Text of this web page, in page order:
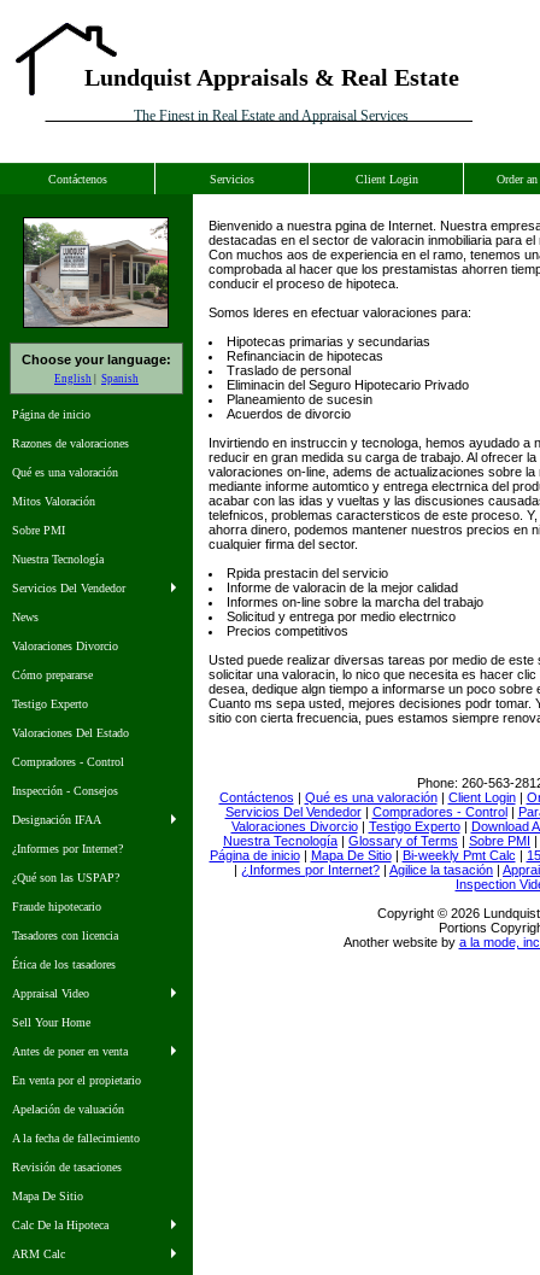
Lundquist Appraisals & Real Estate
The Finest in Real Estate and Appraisal Services
Contáctenos Servicios Client Login Order
Choose your language:
English Spanish
Página de inicio
Razones de valoraciones
Qué es una valoración
Mitos Valoración
Sobre PMI
Nuestra Tecnología
Servicios Del Vendedor
News
Valoraciones Divorcio
Cómo prepararse
Testigo Experto
Valoraciones Del Estado
Compradores - Control
Inspección - Consejos
Designación IFAA
¿Informes por Internet?
¿Qué son las USPAP?
Fraude hipotecario
Tasadores con licencia
Ética de los tasadores
Appraisal Video
Sell Your Home
Antes de poner en venta
En venta por el propietario
Apelación de valuación
A la fecha de fallecimiento
Revisión de tasaciones
Mapa De Sitio
Calc De la Hipoteca
ARM Calc
Bienvenido a nuestra pgina de Internet. Nuestra
destacadas en el sector de valoracin inmobiliaria para
Con muchos aos de experiencia en el ramo, tenemos
comprobada al hacer que los prestamistas ahorren
conducir el proceso de hipoteca.
Somos lderes en efectuar valoraciones para:
Hipotecas primarias y secundarias
Refinanciacin de hipotecas
Traslado de personal
Eliminacin del Seguro Hipotecario Privado
Planeamiento de sucesin
Acuerdos de divorcio
Invirtiendo en instruccin y tecnologa, hemos ayudado a
reducir en gran medida su carga de trabajo. Al ofrecer
valoraciones on-line, adems de actualizaciones sobre la
mediante informe automtico y entrega electrnica del
acabar con las idas y vueltas y las discusiones
telefnicos, problemas caractersticos de este proceso.
ahorra dinero, podemos mantener nuestros precios en
cualquier firma del sector.
Rpida prestacin del servicio
Informe de valoracin de la mejor calidad
Informes on-line sobre la marcha del trabajo
Solicitud y entrega por medio electrnico
Precios competitivos
Usted puede realizar diversas tareas por medio de este
solicitar una valoracin, lo nico que necesita es hacer
desea, dedique algn tiempo a informarse un poco sobre
Cuanto ms sepa usted, mejores decisiones podr tomar.
sitio con cierta frecuencia, pues estamos siempre
Phone: 260-563-
Contáctenos | Qué es una valoración| Client Login|
Servicios Del Vendedor| Compradores - Control|
Valoraciones Divorcio| Testigo Experto| Download
Nuestra Tecnología | Glossary of Terms | Sobre PMI |
Página de inicio| Mapa De Sitio| Bi-weekly Pmt Calc |
| ¿Informes por Internet? | Agilice la tasación |
Inspection
Copyright © 2026
Portions
Another website by a la mode,